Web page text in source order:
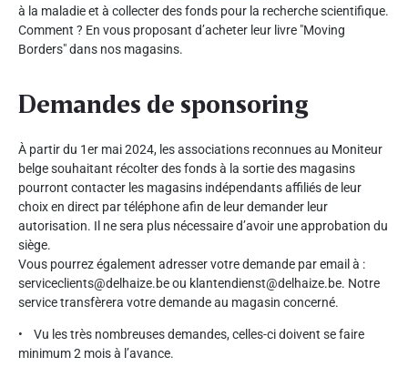
à la maladie et à collecter des fonds pour la recherche scientifique.
Comment ? En vous proposant d’acheter leur livre "Moving
Borders" dans nos magasins.
Demandes de sponsoring
À partir du 1er mai 2024, les associations reconnues au Moniteur
belge souhaitant récolter des fonds à la sortie des magasins
pourront contacter les magasins indépendants affiliés de leur
choix en direct par téléphone afin de leur demander leur
autorisation. Il ne sera plus nécessaire d’avoir une approbation du
siège.
Vous pourrez également adresser votre demande par email à :
serviceclients@delhaize.be ou klantendienst@delhaize.be. Notre
service transfèrera votre demande au magasin concerné.
• Vu les très nombreuses demandes, celles-ci doivent se faire
minimum 2 mois à l’avance.